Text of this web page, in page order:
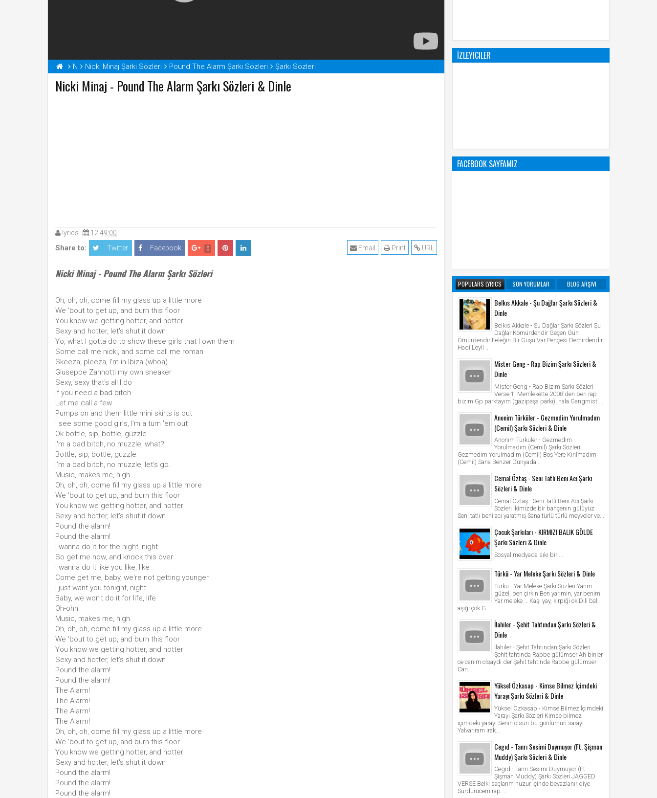
N Nicki Minaj Şarkı Sözleri Pound The Alarm Şarkı Sözleri Şarkı Sözleri
Nicki Minaj - Pound The Alarm Şarkı Sözleri & Dinle
lyrics 12:49:00
Share to: Twitter Facebook 0 URL
Print
Email
Nicki Minaj - Pound The Alarm Şarkı Sözleri
Oh, oh, oh, come fill my glass up a little more
We 'bout to get up, and burn this floor
You know we getting hotter, and hotter
Sexy and hotter, let's shut it down
Yo, what I gotta do to show these girls that I own them
Some call me nicki, and some call me roman
Skeeza, pleeza, I'm in Ibiza (whoa)
Giuseppe Zannotti my own sneaker
Sexy, sexy that's all I do
If you need a bad bitch
Let me call a few
Pumps on and them little mini skirts is out
I see some good girls, I'm a turn 'em out
Ok bottle, sip, bottle, guzzle
I'm a bad bitch, no muzzle, what?
Bottle, sip, bottle, guzzle
I'm a bad bitch, no muzzle, let's go.
Music, makes me, high
Oh, oh, oh, come fill my glass up a little more
We 'bout to get up, and burn this floor
You know we getting hotter, and hotter
Sexy and hotter, let's shut it down
Pound the alarm!
Pound the alarm!
I wanna do it for the night, night
So get me now, and knock this over
I wanna do it like you like, like
Come get me, baby, we're not getting younger
I just want you tonight, night
Baby, we won't do it for life, life
Oh-ohh
Music, makes me, high
Oh, oh, oh, come fill my glass up a little more
We 'bout to get up, and burn this floor
You know we getting hotter, and hotter
Sexy and hotter, let's shut it down
Pound the alarm!
Pound the alarm!
The Alarm!
The Alarm!
The Alarm!
The Alarm!
Oh, oh, oh, come fill my glass up a little more
We 'bout to get up, and burn this floor
You know we getting hotter, and hotter
Sexy and hotter, let's shut it down
Pound the alarm!
Pound the alarm!
Pound the alarm!
İZLEYICILER
FACEBOOK SAYFAMIZ
POPULARS LYRICS SON YORUMLAR BLOG ARŞIVI
Belkıs Akkale - Şu Dağlar Şarkı Sözleri &
Dinle
Belkıs Akkale - Şu Dağlar Şarkı Sözleri Şu
Dağlar Kömürdendir Geçen Gün
Ömürdendir Feleğin Bir Guşu Var Pençesi Demirdendir
Hadi Leyli ...
Mister Geng - Rap Bizim Şarkı Sözleri &
Dinle
Mister Geng - Rap Bizim Şarkı Sözleri
Verse 1: Memlekette 2008'den beri rap
bizim Gp parktayım (gazipaşa parkı), hala Gangmist'...
Anonim Türküler - Gezmedim Yorulmadım
(Cemil) Şarkı Sözleri & Dinle
Anonim Türküler - Gezmedim
Yorulmadım (Cemil) Şarkı Sözleri
Gezmedim Yorulmadım (Cemil) Boş Yere Kırılmadım
(Cemil) Sana Benzer Dünyada...
Cemal Öztaş - Seni Tatlı Beni Acı Şarkı
Sözleri & Dinle
Cemal Öztaş - Seni Tatlı Beni Acı Şarkı
Sözleri İkimizde bir bahçenin gülüyüz
Seni tatlı beni acı yaratmış Sana türlü türlü meyveler ve...
Çocuk Şarkıları - KIRMIZI BALIK GÖLDE
Şarkı Sözleri & Dinle
Sosyal medyada sıkı bir ...
Türkü - Yar Meleke Şarkı Sözleri & Dinle
Türkü - Yar Meleke Şarkı Sözleri Yarim
güzel, ben çirkin Ben yarimin, yar benim
Yar meleke … Kaşı yay, kirpiği ok Dili bal,
aşığı çok G...
İlahiler - Şehit Tahtından Şarkı Sözleri &
Dinle
İlahiler - Şehit Tahtından Şarkı Sözleri
Şehit tahtında Rabbe gülümser Ah binler
ce canım olsaydı der Şehit tahtında Rabbe gülümser
Can...
Yüksel Özkasap - Kimse Bilmez İçimdeki
Yarayı Şarkı Sözleri & Dinle
Yüksel Özkasap - Kimse Bilmez İçimdeki
Yarayı Şarkı Sözleri Kimse bilmez
içimdeki yarayı Senin olsun bu gönlümün sarayı
Yalvarıram ırak...
Cegıd - Tanrı Sesimi Duymuyor (Ft. Şişman
Muddy) Şarkı Sözleri & Dinle
Cegıd - Tanrı Sesimi Duymuyor (Ft.
Şişman Muddy) Şarkı Sözleri JAGGED
VERSE Belki saçlarım huzur içinde beyazlanır diye
Sürdürücem rap ...